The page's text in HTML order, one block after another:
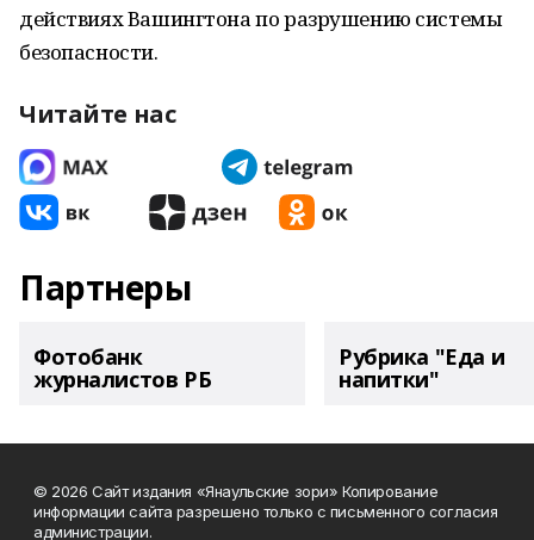
действиях Вашингтона по разрушению системы
безопасности.
Читайте нас
Партнеры
Фотобанк
журналистов РБ
Рубрика "Еда и
напитки"
© 2026 Сайт издания «Янаульские зори» Копирование
информации сайта разрешено только с письменного согласия
администрации.